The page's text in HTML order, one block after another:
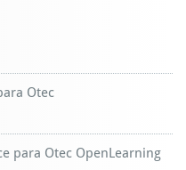
Otec
para Otec OpenLearning